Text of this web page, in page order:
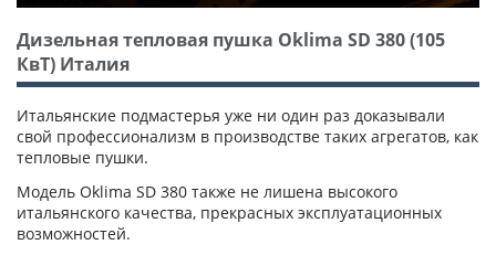
Дизельная тепловая пушка Oklima SD 380 (105
КвТ) Италия
Итальянские подмастерья уже ни один раз доказывали
свой профессионализм в производстве таких агрегатов, как
тепловые пушки.
Модель Oklima SD 380 также не лишена высокого
итальянского качества, прекрасных эксплуатационных
возможностей.